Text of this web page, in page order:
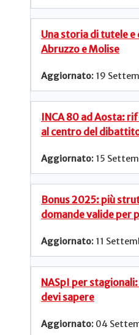
Una storia di tutele
Abruzzo e Molise
19
INCA 80 ad Aosta:
al centro del
15
Bonus 2025: più
domande valide per
11
NASpI per
devi sapere
04